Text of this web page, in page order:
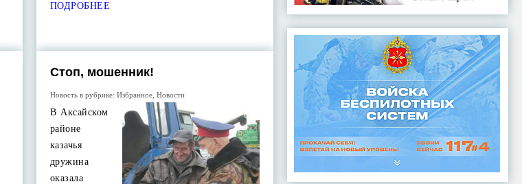
ПОДРОБНЕЕ
Стоп, мошенник!
Новость в рубрике: Избранное, Новости
В Аксайском
районе
казачья
дружина
оказала